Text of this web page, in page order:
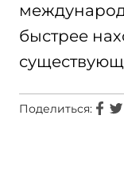
быстрее
Поделиться: